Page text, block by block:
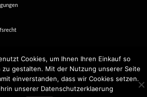
2016-2026 © Die zwei Kapitäne
Cookies, um Ihnen Ihren Einkauf so
zu gestalten. Mit der Nutzung unserer Seite
einverstanden, dass wir Cookies setzen.
unserer Datenschutzerklaerung